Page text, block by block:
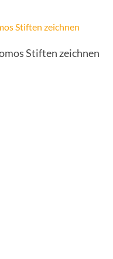
Stiften zeichnen